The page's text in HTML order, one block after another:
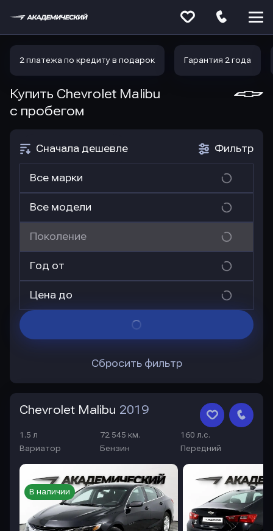
2 платежа по кредиту в подарок Гарантия 2 года
Купить Chevrolet Malibu
с пробегом
Фильтр
Сначала дешевле
Все марки
Все модели
Поколение
Год от
Цена до
Сбросить фильтр
Chevrolet Malibu 2019
1.5 л 72 545 км.
160 л.с.
Вариатор
Бензин Передний
В наличии